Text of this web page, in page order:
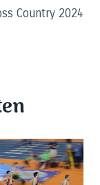
Country 2024